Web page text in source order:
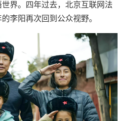
界。四年过去，北京互联网法
李阳再次回到公众视野。